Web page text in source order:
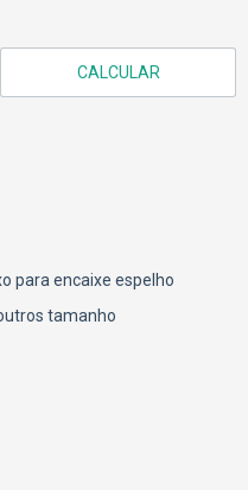
CALCULAR
para encaixe espelho
tamanho